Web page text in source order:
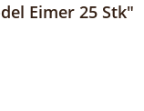
Eimer 25 Stk"